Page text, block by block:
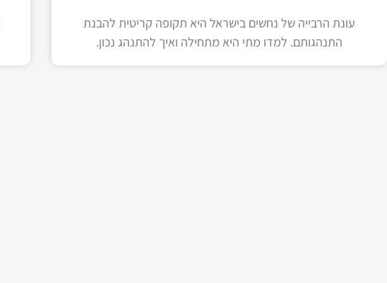
עונת הרבייה של נחשים בישראל היא תקופה קריטית להבנת
התנהגותם. למדו מתי היא מתחילה ואיך להתנהג נכון.